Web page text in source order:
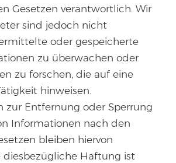
Gesetzen verantwortlich. Wir
sind jedoch nicht
oder gespeicherte
zu überwachen oder
zu forschen, die auf eine
hinweisen.
zur Entfernung oder Sperrung
Informationen nach den
bleiben hiervon
diesbezügliche Haftung ist